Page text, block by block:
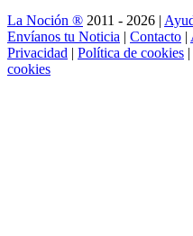
La Noción ® 2011 - 2026 |
Envíanos tu Noticia | Contacto |
Privacidad | Política de cookies |
cookies